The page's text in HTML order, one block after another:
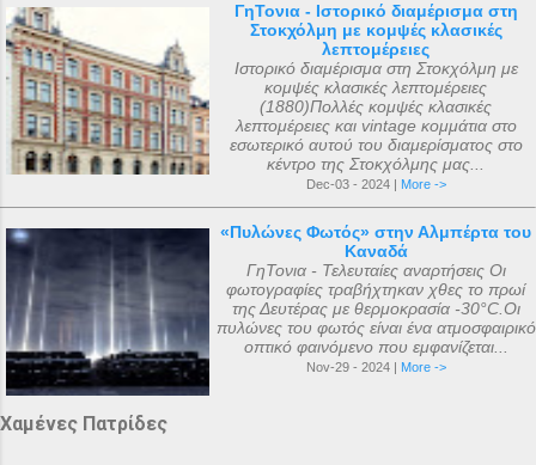
ΓηΤονια - Ιστορικό διαμέρισμα στη
Στοκχόλμη με κομψές κλασικές
λεπτομέρειες
Ιστορικό διαμέρισμα στη Στοκχόλμη με
κομψές κλασικές λεπτομέρειες
(1880)Πολλές κομψές κλασικές
λεπτομέρειες και vintage κομμάτια στο
εσωτερικό αυτού του διαμερίσματος στο
κέντρο της Στοκχόλμης μας...
Dec-03 - 2024 | More ->
«Πυλώνες Φωτός» στην Αλμπέρτα του
Καναδά
ΓηΤονια - Τελευταίες αναρτήσεις Οι
φωτογραφίες τραβήχτηκαν χθες το πρωί
της Δευτέρας με θερμοκρασία -30°C.Οι
πυλώνες του φωτός είναι ένα ατμοσφαιρικό
οπτικό φαινόμενο που εμφανίζεται...
Nov-29 - 2024 | More ->
Χαμένες Πατρίδες